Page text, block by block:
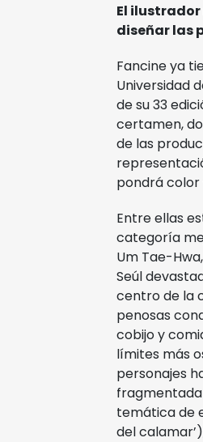
El ilustrador
diseñar las
Fancine ya
Universidad
de su 33
certamen,
de las
pondrá color
Entre ellas
categoría
Um Tae-
Seúl
centro de la
penosas
cobijo y
límites más
personajes
fragmentada
temática de
del